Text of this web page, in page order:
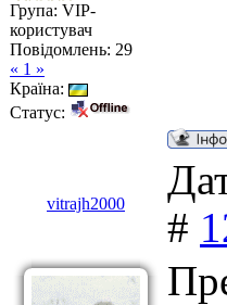
Група: VIP-
користувач
Повідомлень: 29
« 1 »
Країна:
Статус:
vitrajh2000
#